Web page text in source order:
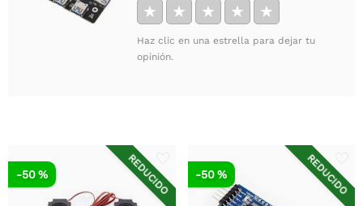
★ ★ ★ ★ ★
Haz clic en una estrella para dejar tu
opinión.
REDUCIDO
-50 % REDUCIDO
-50 %